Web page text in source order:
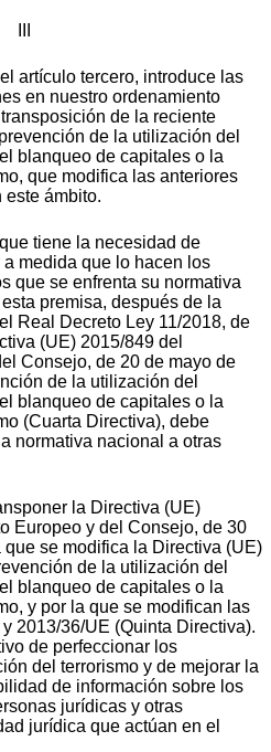
artículo tercero, introduce las
en nuestro ordenamiento
de la reciente
de la utilización del
blanqueo de capitales o la
que modifica las anteriores
este ámbito.
tiene la necesidad de
medida que lo hacen los
que se enfrenta su normativa
premisa, después de la
Real Decreto Ley 11/2018, de
(UE) 2015/849 del
Consejo, de 20 de mayo de
de la utilización del
blanqueo de capitales o la
(Cuarta Directiva), debe
normativa nacional a otras
la Directiva (UE)
Europeo y del Consejo, de 30
se modifica la Directiva (UE)
de la utilización del
blanqueo de capitales o la
y por la que se modifican las
2013/36/UE (Quinta Directiva).
de perfeccionar los
del terrorismo y de mejorar la
de información sobre los
jurídicas y otras
jurídica que actúan en el